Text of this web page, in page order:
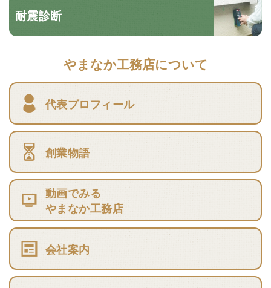
耐震診断
やまなか工務店について
代表プロフィール
創業物語
動画でみる
やまなか工務店
会社案内